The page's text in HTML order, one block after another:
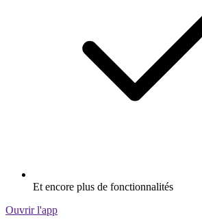
Et encore plus de fonctionnalités
Ouvrir l'app